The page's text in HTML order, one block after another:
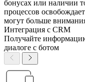
бонусах или наличии
процессов
могут больше
Интеграция с CRM
Получайте
диалоге с ботом